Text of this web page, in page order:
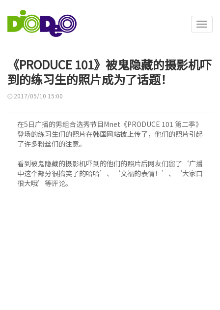
《PRODUCE 101》被鬼隐藏的摄影机吓
到的练习生的照片成为了话题！
2017/05/10 15:00
在5日广播的男组合选秀节目Mnet《PRODUCE 101 第二季》
登场的练习生们的照片在韩国网站被上传了，他们的照片引起
了许多粉丝们的注意。
看到被鬼隐藏的摄影机吓到的他们的照片后网友们留了‘广播
中这个部分很搞笑了的哈哈’、‘文福的表情！’、‘大家口
很大哦’等评论。